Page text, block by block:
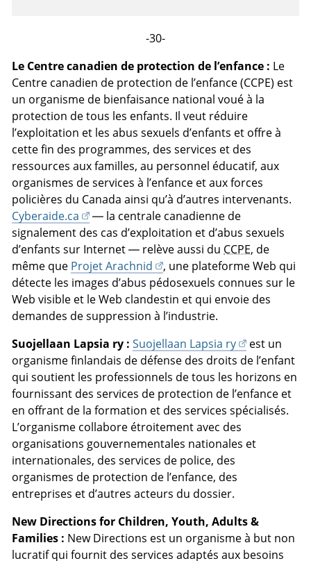
-30-
Le Centre canadien de protection de l’enfance : Le
Centre canadien de protection de l’enfance (CCPE) est
un organisme de bienfaisance national voué à la
protection de tous les enfants. Il veut réduire
l’exploitation et les abus sexuels d’enfants et offre à
cette fin des programmes, des services et des
ressources aux familles, au personnel éducatif, aux
organismes de services à l’enfance et aux forces
policières du Canada ainsi qu’à d’autres intervenants.
Cyberaide.ca
— la centrale canadienne de
signalement des cas d’exploitation et d’abus sexuels
d’enfants sur Internet — relève aussi du CCPE, de
même que Projet Arachnid
, une plateforme Web qui
détecte les images d’abus pédosexuels connues sur le
Web visible et le Web clandestin et qui envoie des
demandes de suppression à l’industrie.
Suojellaan Lapsia ry : Suojellaan Lapsia ry
est un
organisme finlandais de défense des droits de l’enfant
qui soutient les professionnels de tous les horizons en
fournissant des services de protection de l’enfance et
en offrant de la formation et des services spécialisés.
L’organisme collabore étroitement avec des
organisations gouvernementales nationales et
internationales, des services de police, des
organismes de protection de l’enfance, des
entreprises et d’autres acteurs du dossier.
New Directions for Children, Youth, Adults &
Families : New Directions est un organisme à but non
lucratif qui fournit des services adaptés aux besoins